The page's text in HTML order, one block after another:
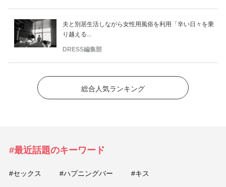
夫と別居生活しながら女性用風俗を利用「辛い日々を乗
り越える...
DRESS編集部
総合人気ランキング
#最近話題のキーワード
#セックス #ハプニングバー #キス